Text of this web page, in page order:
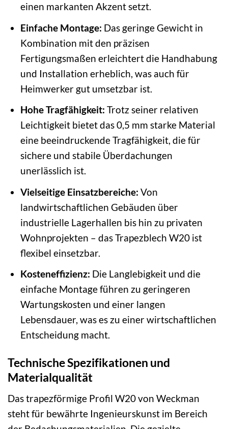
einen markanten Akzent setzt.
Einfache Montage: Das geringe Gewicht in
Kombination mit den präzisen
Fertigungsmaßen erleichtert die Handhabung
und Installation erheblich, was auch für
Heimwerker gut umsetzbar ist.
Hohe Tragfähigkeit: Trotz seiner relativen
Leichtigkeit bietet das 0,5 mm starke Material
eine beeindruckende Tragfähigkeit, die für
sichere und stabile Überdachungen
unerlässlich ist.
Vielseitige Einsatzbereiche: Von
landwirtschaftlichen Gebäuden über
industrielle Lagerhallen bis hin zu privaten
Wohnprojekten – das Trapezblech W20 ist
flexibel einsetzbar.
Kosteneffizienz: Die Langlebigkeit und die
einfache Montage führen zu geringeren
Wartungskosten und einer langen
Lebensdauer, was es zu einer wirtschaftlichen
Entscheidung macht.
Technische Spezifikationen und
Materialqualität
Das trapezförmige Profil W20 von Weckman
steht für bewährte Ingenieurskunst im Bereich